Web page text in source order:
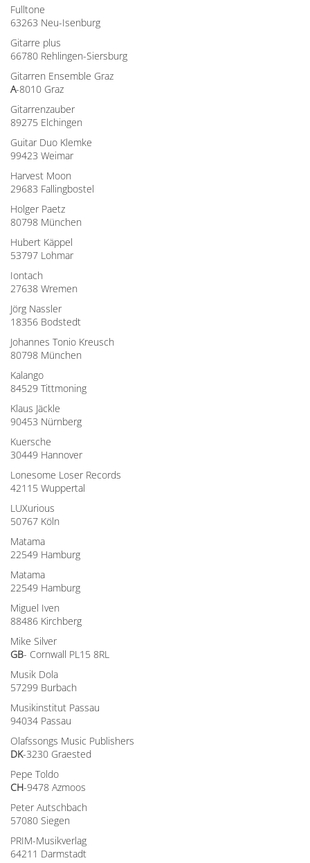
Fulltone
63263 Neu-Isenburg
Gitarre plus
66780 Rehlingen-Siersburg
Gitarren Ensemble Graz
A-8010 Graz
Gitarrenzauber
89275 Elchingen
Guitar Duo Klemke
99423 Weimar
Harvest Moon
29683 Fallingbostel
Holger Paetz
80798 München
Hubert Käppel
53797 Lohmar
Iontach
27638 Wremen
Jörg Nassler
18356 Bodstedt
Johannes Tonio Kreusch
80798 München
Kalango
84529 Tittmoning
Klaus Jäckle
90453 Nürnberg
Kuersche
30449 Hannover
Lonesome Loser Records
42115 Wuppertal
LUXurious
50767 Köln
Matama
22549 Hamburg
Matama
22549 Hamburg
Miguel Iven
88486 Kirchberg
Mike Silver
GB- Cornwall PL15 8RL
Musik Dola
57299 Burbach
Musikinstitut Passau
94034 Passau
Olafssongs Music Publishers
DK-3230 Graested
Pepe Toldo
CH-9478 Azmoos
Peter Autschbach
57080 Siegen
PRIM-Musikverlag
64211 Darmstadt